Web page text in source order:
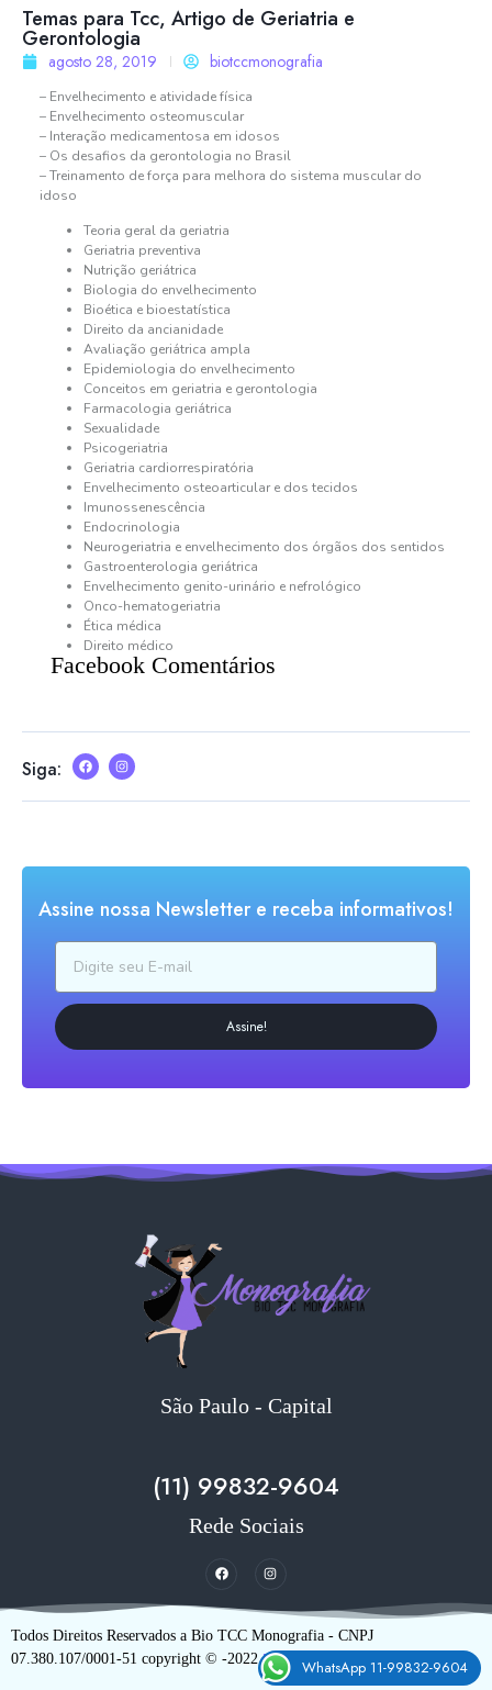
Temas para Tcc, Artigo de Geriatria e
Gerontologia
agosto 28, 2019 biotccmonografia
– Envelhecimento e atividade física
– Envelhecimento osteomuscular
– Interação medicamentosa em idosos
– Os desafios da gerontologia no Brasil
– Treinamento de força para melhora do sistema muscular do
idoso
Teoria geral da geriatria
Geriatria preventiva
Nutrição geriátrica
Biologia do envelhecimento
Bioética e bioestatística
Direito da ancianidade
Avaliação geriátrica ampla
Epidemiologia do envelhecimento
Conceitos em geriatria e gerontologia
Farmacologia geriátrica
Sexualidade
Psicogeriatria
Geriatria cardiorrespiratória
Envelhecimento osteoarticular e dos tecidos
Imunossenescência
Endocrinologia
Neurogeriatria e envelhecimento dos órgãos dos sentidos
Gastroenterologia geriátrica
Envelhecimento genito-urinário e nefrológico
Onco-hematogeriatria
Ética médica
Direito médico
Facebook Comentários
Siga:
Assine nossa Newsletter e receba informativos!
Assine!
São Paulo - Capital
(11) 99832-9604
Rede Sociais
Todos Direitos Reservados a Bio TCC Monografia - CNPJ
07.380.107/0001-51 copyright © -2022Desenvolvimento e Suporte
WhatsApp 11-99832-9604